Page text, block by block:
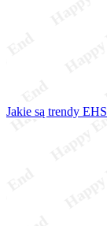
Jakie są trendy